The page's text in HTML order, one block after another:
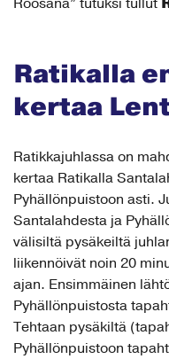
Ratikalla
kertaa
Ratikkajuhlassa on
kertaa Ratikalla
Pyhällönpuistoon asti.
Santalahdesta ja
välisiltä pysäkeiltä
liikennöivät noin 20
ajan. Ensimmäinen
Pyhällönpuistosta
Tehtaan pysäkiltä
Pyhällönpuistoon